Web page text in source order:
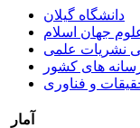
دانشگاه گیلان
جهان اسلام
نشریات علمی
های کشور
و فناوری
آمار